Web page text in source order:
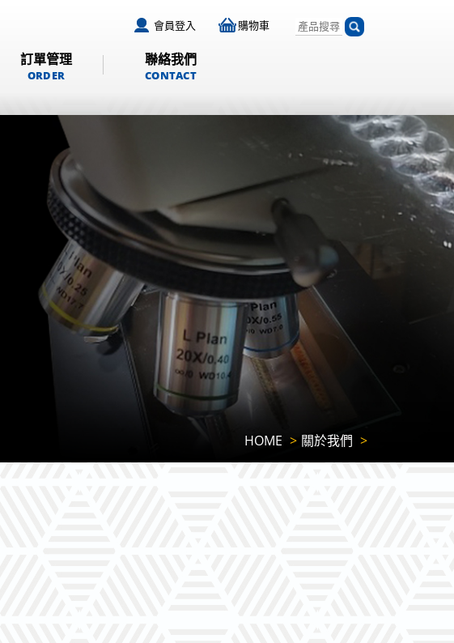
會員登入 購物車
訂單管理
ORDER
聯絡我們
CONTACT
HOME 關於我們